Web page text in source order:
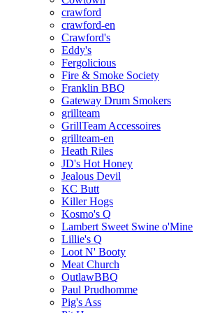
crawford
crawford-en
Crawford's
Eddy's
Fergolicious
Fire & Smoke Society
Franklin BBQ
Gateway Drum Smokers
grillteam
GrillTeam Accessoires
grillteam-en
Heath Riles
JD's Hot Honey
Jealous Devil
KC Butt
Killer Hogs
Kosmo's Q
Lambert Sweet Swine o'Mine
Lillie's Q
Loot N' Booty
Meat Church
OutlawBBQ
Paul Prudhomme
Pig's Ass